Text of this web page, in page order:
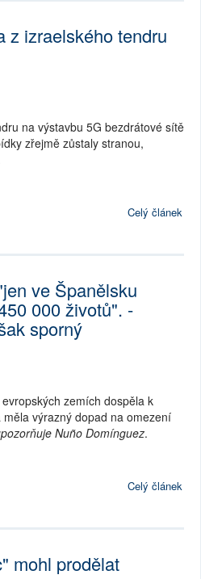
z izraelského tendru
na výstavbu 5G bezdrátové sítě
zřejmě zůstaly stranou,
Celý článek
ve Španělsku
000 životů". -
sporný
zemích dospěla k
výrazný dopad na omezení
Nuño Domínguez.
Celý článek
mohl prodělat